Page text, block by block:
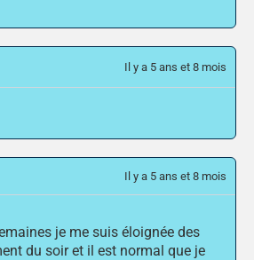
Il y a 5 ans et 8 mois
Il y a 5 ans et 8 mois
je me suis éloignée des
du soir et il est normal que je